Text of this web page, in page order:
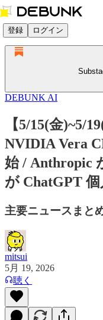
登録 ログイン
DEBUNK AI
【5/15(金)~5/
NVIDIA Vera
始 / Anthropic
が ChatGPT
主要ニュースまと
mitsui
5月 19, 2026
聴く